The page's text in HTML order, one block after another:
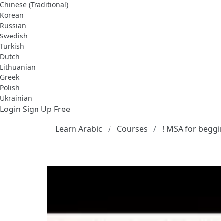
Chinese (Traditional)
Korean
Russian
Swedish
Turkish
Dutch
Lithuanian
Greek
Polish
Ukrainian
Login Sign Up Free
Learn Arabic
Courses ! MSA for